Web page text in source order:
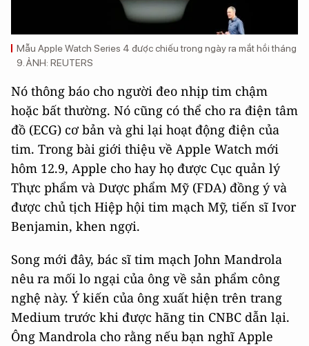
Mẫu Apple Watch Series 4 được chiếu trong ngày ra mắt hồi tháng
9. ẢNH: REUTERS
Nó thông báo cho người đeo nhịp tim chậm
hoặc bất thường. Nó cũng có thể cho ra điện tâm
đồ (ECG) cơ bản và ghi lại hoạt động điện của
tim. Trong bài giới thiệu về Apple Watch mới
hôm 12.9, Apple cho hay họ được Cục quản lý
Thực phẩm và Dược phẩm Mỹ (FDA) đồng ý và
được chủ tịch Hiệp hội tim mạch Mỹ, tiến sĩ Ivor
Benjamin, khen ngợi.
Song mới đây, bác sĩ tim mạch John Mandrola
nêu ra mối lo ngại của ông về sản phẩm công
nghệ này. Ý kiến của ông xuất hiện trên trang
Medium trước khi được hãng tin CNBC dẫn lại.
Ông Mandrola cho rằng nếu bạn nghĩ Apple